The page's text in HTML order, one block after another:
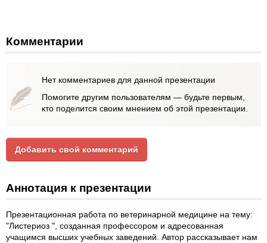
Комментарии
Нет комментариев для данной презентации
Помогите другим пользователям — будьте первым,
кто поделится своим мнением об этой презентации.
Добавить свой комментарий
Аннотация к презентации
Презентационная работа по ветеринарной медицине на тему:
"Листериоз ", созданная профессором и адресованная
учащимся высших учебных заведений. Автор рассказывает нам